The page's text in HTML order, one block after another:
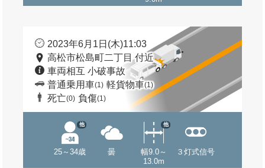
2023年6月1日(木)11:03
高松市松島町二丁目 付近
車両相互 小破事故
普通乗用車(1) 軽貨物車(1)
死亡(0) 負傷(1)
25～34歳
他
曇
幅9.0～
13.0m
他
３灯式信号